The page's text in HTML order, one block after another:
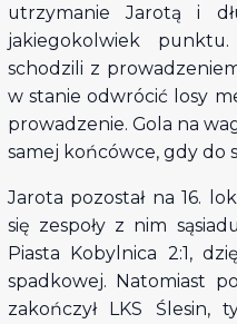
utrzymanie Jarotą i
jakiegokolwiek
schodzili z
w stanie odwrócić losy
prowadzenie. Gola na
samej końcówce, gdy do
Jarota pozostał na 16.
się zespoły z nim
Piasta Kobylnica 2:1,
spadkowej. Natomiast
zakończył LKS Ślesin,